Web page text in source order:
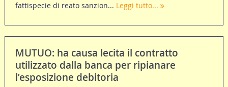
fattispecie di reato sanzion... Leggi tutto...
MUTUO: ha causa lecita il contratto
utilizzato dalla banca per ripianare
l’esposizione debitoria